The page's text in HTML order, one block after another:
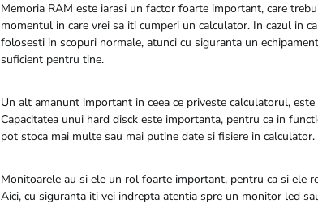
Memoria RAM este iarasi un factor foarte important, care
momentul in care vrei sa iti cumperi un calculator. In cazul in
folosesti in scopuri normale, atunci cu siguranta un
suficient pentru tine.
Un alt amanunt important in ceea ce priveste calculatorul,
Capacitatea unui hard disck este importanta, pentru ca in
pot stoca mai multe sau mai putine date si fisiere in calculator.
Monitoarele au si ele un rol foarte important, pentru ca si ele
Aici, cu siguranta iti vei indrepta atentia spre un monitor led